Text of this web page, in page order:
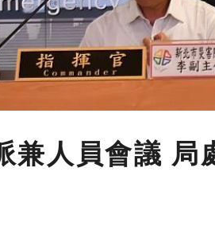
兼人員會議 局